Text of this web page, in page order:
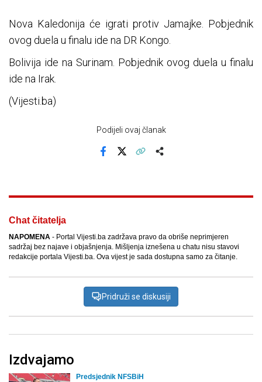
Nova Kaledonija će igrati protiv Jamajke. Pobjednik
ovog duela u finalu ide na DR Kongo.
Bolivija ide na Surinam. Pobjednik ovog duela u finalu
ide na Irak.
(Vijesti.ba)
Podijeli ovaj članak
Chat čitatelja
NAPOMENA - Portal Vijesti.ba zadržava pravo da obriše neprimjeren
sadržaj bez najave i objašnjenja. Mišljenja iznešena u chatu nisu stavovi
redakcije portala Vijesti.ba. Ova vijest je sada dostupna samo za čitanje.
Pridruži se diskusiji
Izdvajamo
Predsjednik NFSBiH